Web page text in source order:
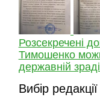
Розсекречені
Тимошенко
державній
Вибір редакції